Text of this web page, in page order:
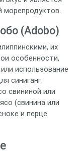
(Adobo)
их
особенности,
использование
синиганг.
свининой или
(свинина или
и перце